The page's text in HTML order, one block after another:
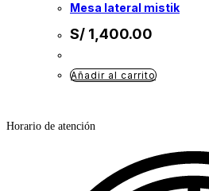
mesa lateral mistik
S/ 1,400.00
Añadir al carrito
Horario de atención